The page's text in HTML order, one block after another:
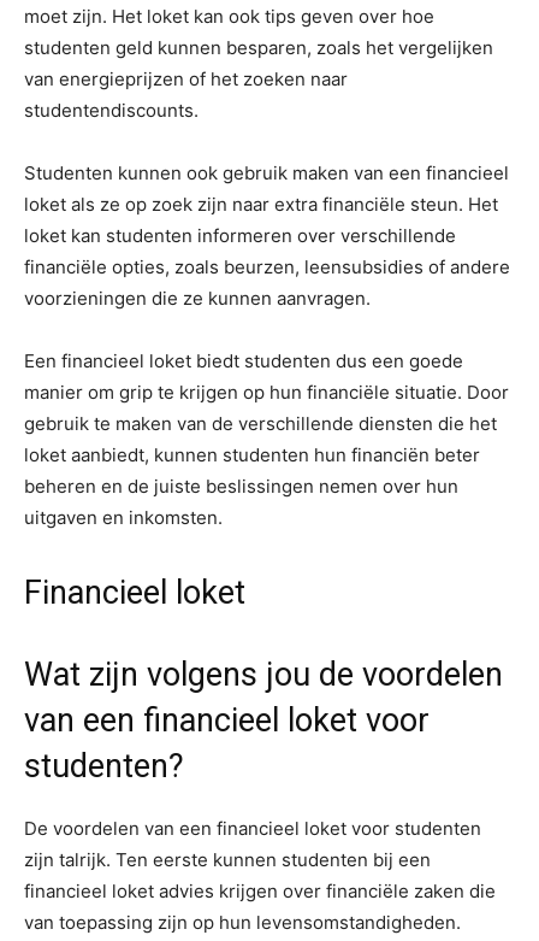
moet zijn. Het loket kan ook tips geven over hoe
studenten geld kunnen besparen, zoals het vergelijken
van energieprijzen of het zoeken naar
studentendiscounts.
Studenten kunnen ook gebruik maken van een financieel
loket als ze op zoek zijn naar extra financiële steun. Het
loket kan studenten informeren over verschillende
financiële opties, zoals beurzen, leensubsidies of andere
voorzieningen die ze kunnen aanvragen.
Een financieel loket biedt studenten dus een goede
manier om grip te krijgen op hun financiële situatie. Door
gebruik te maken van de verschillende diensten die het
loket aanbiedt, kunnen studenten hun financiën beter
beheren en de juiste beslissingen nemen over hun
uitgaven en inkomsten.
Financieel loket
Wat zijn volgens jou de voordelen
van een financieel loket voor
studenten?
De voordelen van een financieel loket voor studenten
zijn talrijk. Ten eerste kunnen studenten bij een
financieel loket advies krijgen over financiële zaken die
van toepassing zijn op hun levensomstandigheden.